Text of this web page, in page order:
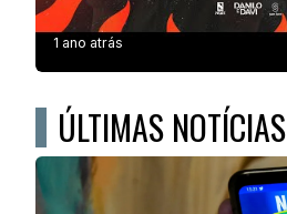
1 ano atrás
ÚLTIMAS NOTÍCIAS